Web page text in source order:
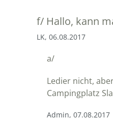
f/ Hallo, kann
LK, 06.08.2017
a/
Ledier nicht,
Campingplatz
Admin, 07.08.2017